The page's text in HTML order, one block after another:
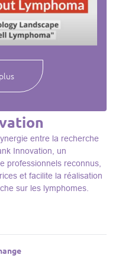
et joignez-vous
et des maladies
entre la recherche
Innovation, un
professionnels reconnus,
et facilite la réalisation
sur les lymphomes.
des initiatives de
l’unité parmi les